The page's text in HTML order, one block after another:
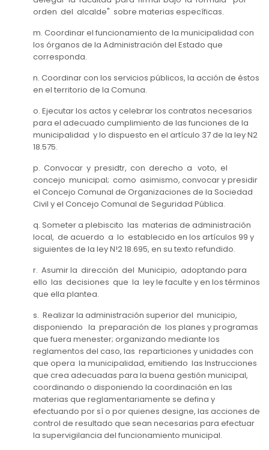
orden del alcalde" sobre materias específicas.
m. Coordinar el funcionamiento de la municipalidad con
los órganos de la Administración del Estado que
corresponda.
n. Coordinar con los servicios públicos, la acción de éstos
en el territorio de la Comuna.
o. Ejecutar los actos y celebrar los contratos necesarios
para el adecuado cumplimiento de las funciones de la
municipalidad y lo dispuesto en el artículo 37 de la ley N2
18.575.
p. Convocar y presidtr, con derecho a voto, el
concejo municipal; como asimismo, convocar y presidir
el Concejo Comunal de Organizaciones de la Sociedad
Civil y el Concejo Comunal de Seguridad Pública.
q. Someter a plebiscito las materias de administración
local, de acuerdo a lo establecido en los artículos 99 y
siguientes de la ley N!2 18.695, en su texto refundido.
r. Asumir la dirección del Municipio, adoptando para
ello las decisiones que la ley le faculte y en los términos
que ella plantea.
s. Realizar la administración superior del municipio,
disponiendo la preparación de los planes y programas
que fuera menester; organizando mediante los
reglamentos del caso, las reparticiones y unidades con
que opera la municipalidad, emitiendo las Instrucciones
que crea adecuadas para la buena gestión municipal,
coordinando o disponiendo la coordinación en las
materias que reglamentariamente se defina y
efectuando por sí o por quienes designe, las acciones de
control de resultado que sean necesarias para efectuar
la supervigilancia del funcionamiento municipal.